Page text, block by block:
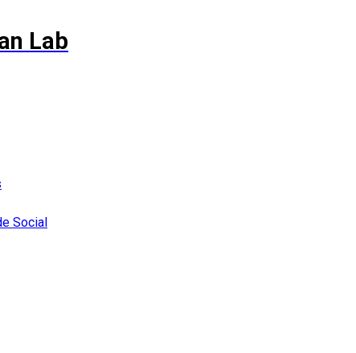
Lab
Social